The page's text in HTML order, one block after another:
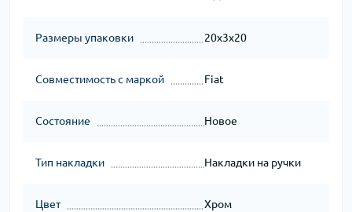
Размеры упаковки 20x3x20
Совместимость с маркой Fiat
Состояние Новое
Тип накладки Накладки на ручки
Цвет Хром